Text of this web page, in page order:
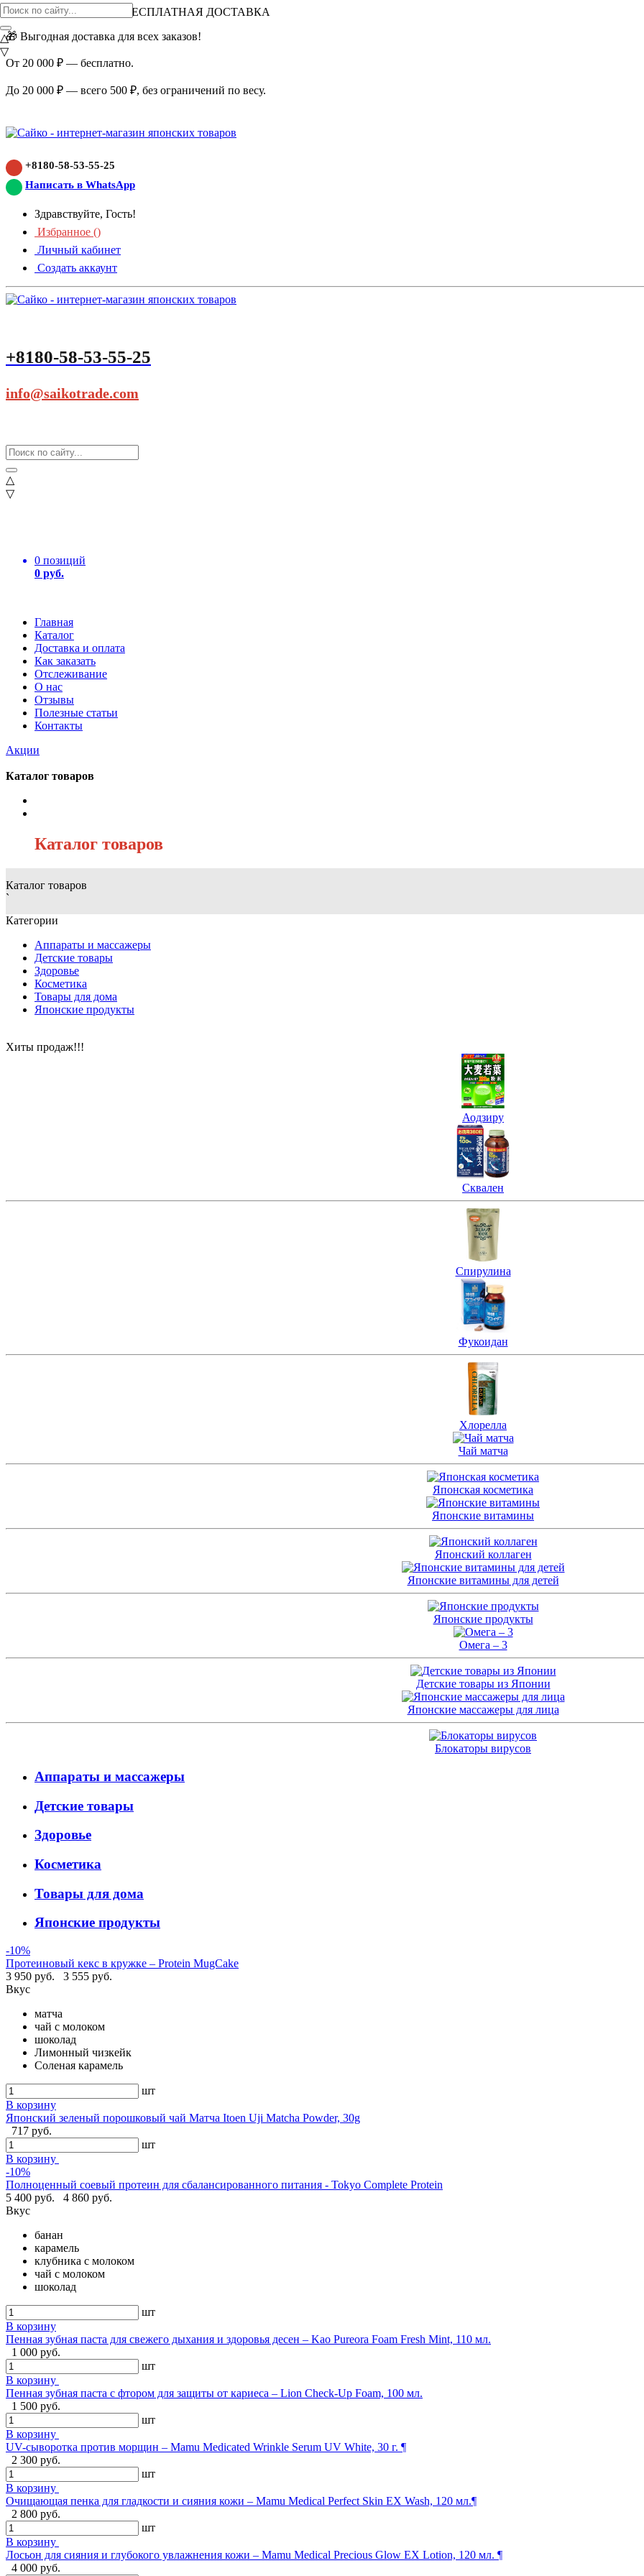
ВНИМАНИЕ АКЦИЯ!
БЕСПЛАТНАЯ ДОСТАВКА
🎁 Выгодная доставка для всех заказов!
От 20 000 ₽ — бесплатно.
До 20 000 ₽ — всего 500 ₽, без ограничений по весу.
+8180-58-53-55-25
Написать в WhatsApp
Здравствуйте, Гость!
Избранное ()
Личный кабинет
Создать аккаунт
+8180-58-53-55-25
info@saikotrade.com
△
▽
0 позиций
0 руб.
Главная
Каталог
Доставка и оплата
Как заказать
Отслеживание
О нас
Отзывы
Полезные статьи
Контакты
Акции
△
▽
Каталог товаров
Каталог товаров
Каталог товаров
`
Категории
Аппараты и массажеры
Детские товары
Здоровье
Косметика
Товары для дома
Японские продукты
Хиты продаж!!!
Аодзиру
Сквален
Спирулина
Фукоидан
Хлорелла
Чай матча
Японская косметика
Японские витамины
Японский коллаген
Японские витамины для детей
Японские продукты
Омега – 3
Детские товары из Японии
Японские массажеры для лица
Блокаторы вирусов
Аппараты и массажеры
Детские товары
Здоровье
Косметика
Товары для дома
Японские продукты
-10%
Протеиновый кекс в кружке – Protein MugCake
3 950 руб.
3 555 руб.
Вкус
матча
чай с молоком
шоколад
Лимонный чизкейк
Соленая карамель
шт
В корзину
Японский зеленый порошковый чай Матча Itoen Uji Matcha Powder, 30g
717 руб.
шт
В корзину
-10%
Полноценный соевый протеин для сбалансированного питания - Tokyo Complete Protein
5 400 руб.
4 860 руб.
Вкус
банан
карамель
клубника с молоком
чай с молоком
шоколад
шт
В корзину
Пенная зубная паста для свежего дыхания и здоровья десен – Kao Pureora Foam Fresh Mint, 110 мл.
1 000 руб.
шт
В корзину
Пенная зубная паста с фтором для защиты от кариеса – Lion Check-Up Foam, 100 мл.
1 500 руб.
шт
В корзину
UV-сыворотка против морщин – Mamu Medicated Wrinkle Serum UV White, 30 г. ¶
2 300 руб.
шт
В корзину
Очищающая пенка для гладкости и сияния кожи – Mamu Medical Perfect Skin EX Wash, 120 мл.¶
2 800 руб.
шт
В корзину
Лосьон для сияния и глубокого увлажнения кожи – Mamu Medical Precious Glow EX Lotion, 120 мл. ¶
4 000 руб.